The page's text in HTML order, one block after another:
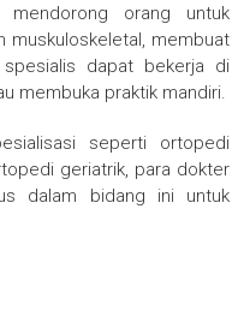
mendorong orang untuk
muskuloskeletal, membuat
dapat bekerja di
membuka praktik mandiri.
seperti ortopedi
geriatrik, para dokter
dalam bidang ini untuk